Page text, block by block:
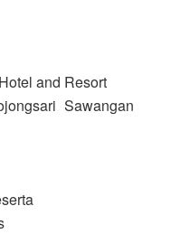
and Resort
Sawangan